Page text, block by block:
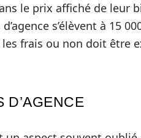
le prix affiché de leur
s’élèvent à 15
frais ou non doit être
D’AGENCE